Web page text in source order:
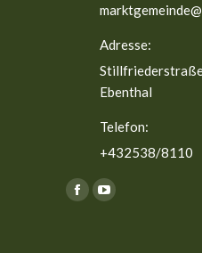
Adresse:
Ebenthal
Telefon:
+432538/8110
Finden Sie uns auf:
FacebookYouTube